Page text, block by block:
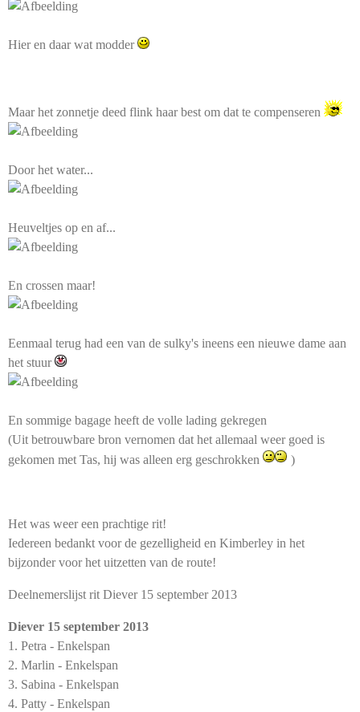
Hier en daar wat modder
Maar het zonnetje deed flink haar best om dat te compenseren
Door het water...
Heuveltjes op en af...
En crossen maar!
Eenmaal terug had een van de sulky's ineens een nieuwe dame aan
het stuur
En sommige bagage heeft de volle lading gekregen
(Uit betrouwbare bron vernomen dat het allemaal weer goed is
gekomen met Tas, hij was alleen erg geschrokken
)
Het was weer een prachtige rit!
Iedereen bedankt voor de gezelligheid en Kimberley in het
bijzonder voor het uitzetten van de route!
Deelnemerslijst rit Diever 15 september 2013
Diever 15 september 2013
1. Petra - Enkelspan
2. Marlin - Enkelspan
3. Sabina - Enkelspan
4. Patty - Enkelspan